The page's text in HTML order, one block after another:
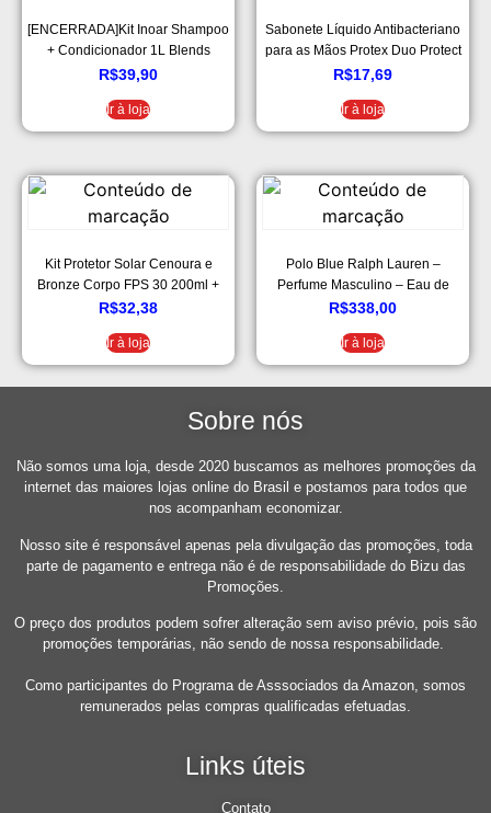
[ENCERRADA]Kit Inoar Shampoo
+ Condicionador 1L Blends
Vitamina C
R$39,90
Ir à loja
Sabonete Líquido Antibacteriano
para as Mãos Protex Duo Protect
Duo Protect 400ml
R$17,69
Ir à loja
Kit Protetor Solar Cenoura e
Bronze Corpo FPS 30 200ml +
Facial FPS 30 50g, Cor: Branco
R$32,38
Ir à loja
Polo Blue Ralph Lauren –
Perfume Masculino – Eau de
Toilette – 125ml
R$338,00
Ir à loja
Sobre nós
Não somos uma loja, desde 2020 buscamos as melhores promoções da
internet das maiores lojas online do Brasil e postamos para todos que
nos acompanham economizar.
Nosso site é responsável apenas pela divulgação das promoções, toda
parte de pagamento e entrega não é de responsabilidade do Bizu das
Promoções.
O preço dos produtos podem sofrer alteração sem aviso prévio, pois são
promoções temporárias, não sendo de nossa responsabilidade.
Como participantes do Programa de Asssociados da Amazon, somos
remunerados pelas compras qualificadas efetuadas.
Links úteis
Contato